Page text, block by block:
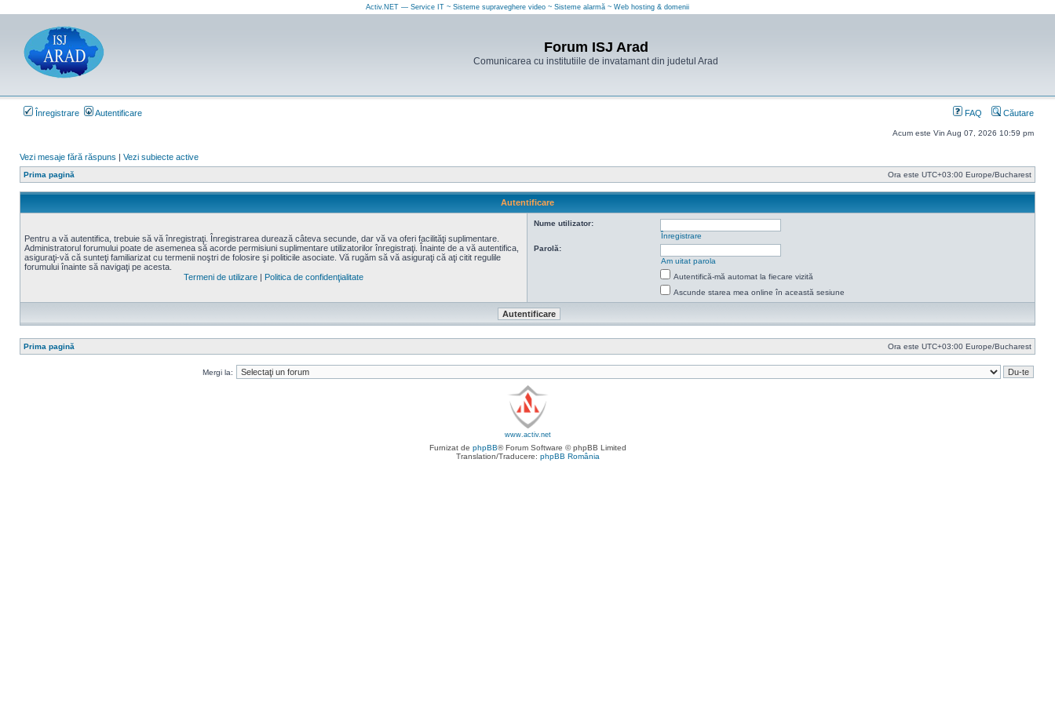
Activ.NET — Service IT ~ Sisteme supraveghere video ~ Sisteme alarmă ~ Web hosting & domenii
Forum ISJ Arad
Comunicarea cu institutiile de invatamant din judetul Arad
Înregistrare Autentificare FAQ Căutare
Acum este Vin Aug 07, 2026 10:59 pm
Vezi mesaje fără răspuns | Vezi subiecte active
Prima pagină Ora este UTC+03:00 Europe/Bucharest
Autentificare
Pentru a vă autentifica, trebuie să vă înregistraţi. Înregistrarea durează câteva secunde, dar vă va oferi facilităţi suplimentare.
Administratorul forumului poate de asemenea să acorde permisiuni suplimentare utilizatorilor înregistraţi. Înainte de a vă autentifica,
asiguraţi-vă că sunteţi familiarizat cu termenii noştri de folosire şi politicile asociate. Vă rugăm să vă asiguraţi că aţi citit regulile
forumului înainte să navigaţi pe acesta.
Termeni de utilizare | Politica de confidenţialitate
Nume utilizator:
Înregistrare
Parolă:
Am uitat parola
Autentifică-mă automat la fiecare vizită
Ascunde starea mea online în această sesiune
Prima pagină Ora este UTC+03:00 Europe/Bucharest
Mergi la:
www.activ.net
Furnizat de phpBB® Forum Software © phpBB Limited
Translation/Traducere: phpBB România